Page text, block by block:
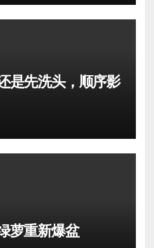
是先洗头，顺序影
萝重新爆盆